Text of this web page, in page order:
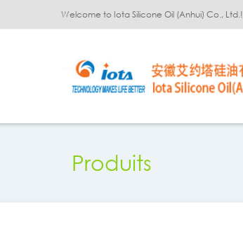
Welcome to Iota Silicone Oil (Anhui) Co., Ltd.!
Produits